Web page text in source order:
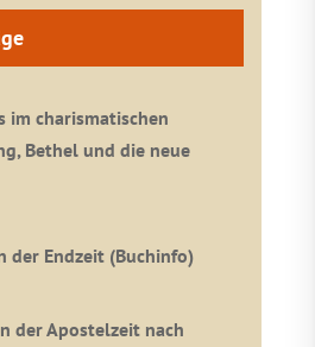
im charismatischen
Bethel und die neue
der Endzeit (Buchinfo)
der Apostelzeit nach